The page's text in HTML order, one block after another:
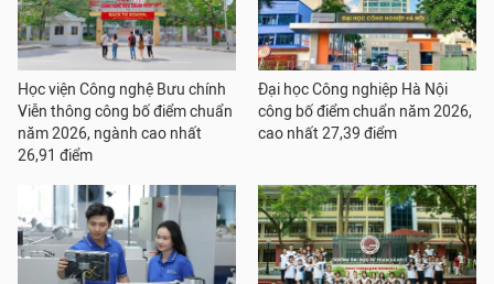
Học viện Công nghệ Bưu chính
Viễn thông công bố điểm chuẩn
năm 2026, ngành cao nhất
26,91 điểm
Đại học Công nghiệp Hà Nội
công bố điểm chuẩn năm 2026,
cao nhất 27,39 điểm